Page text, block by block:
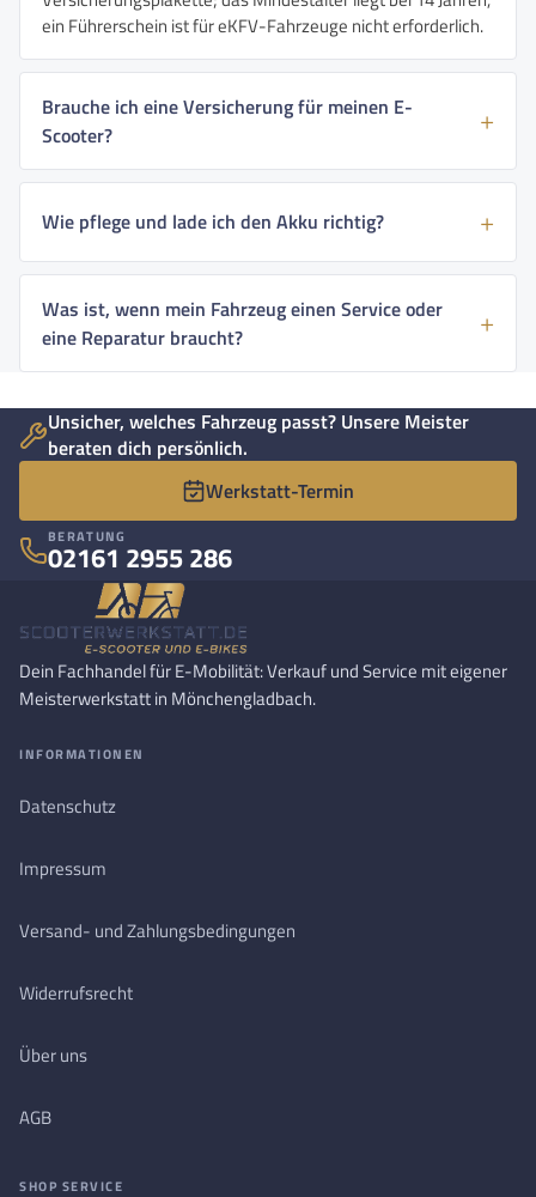
ein Führerschein ist für eKFV-Fahrzeuge nicht erforderlich.
Brauche ich eine Versicherung für meinen E-
Scooter?
Wie pflege und lade ich den Akku richtig?
Was ist, wenn mein Fahrzeug einen Service oder
eine Reparatur braucht?
Unsicher, welches Fahrzeug passt? Unsere Meister
beraten dich persönlich.
Werkstatt-Termin
BERATUNG
02161 2955 286
Dein Fachhandel für E-Mobilität: Verkauf und Service mit eigener
Meisterwerkstatt in Mönchengladbach.
INFORMATIONEN
Datenschutz
Impressum
Versand- und Zahlungsbedingungen
Widerrufsrecht
Über uns
AGB
SHOP SERVICE